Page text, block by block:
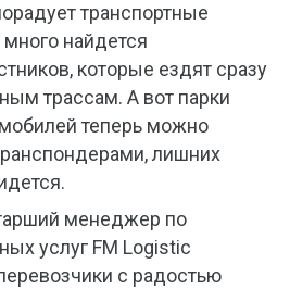
транспортные
найдется
которые ездят сразу
трассам. А вот парки
теперь можно
лишних
менеджер по
услуг FM Logistic
с радостью